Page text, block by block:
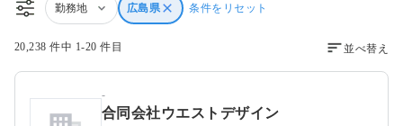
勤務地 広島県 条件をリセット
20,238 件中 1-20 件目 並べ替え
-
合同会社ウエストデザイン